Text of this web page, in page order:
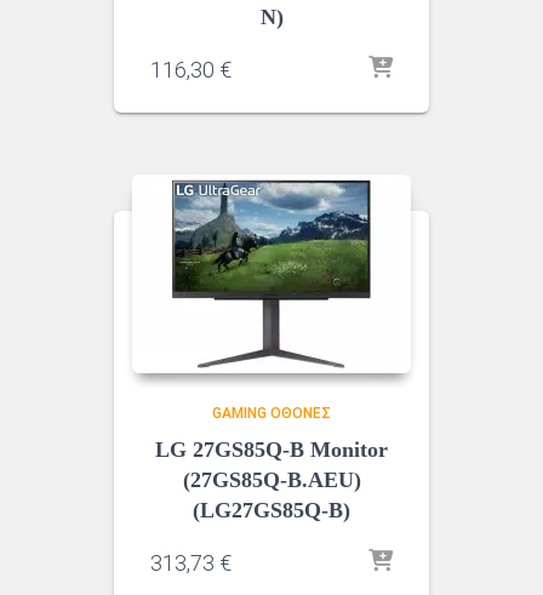
N)
116,30 €
GAMING ΟΘΌΝΕΣ
LG 27GS85Q-B Monitor
(27GS85Q-B.AEU)
(LG27GS85Q-B)
313,73 €